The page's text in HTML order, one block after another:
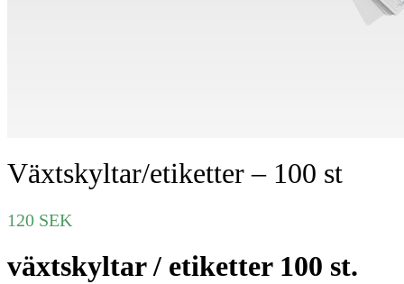
Växtskyltar/etiketter – 100 st
120 SEK
växtskyltar / etiketter 100 st.